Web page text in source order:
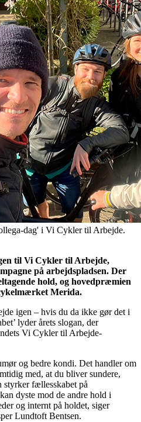
dag' i Vi Cykler til Arbejde.
til Vi Cykler til Arbejde,
på arbejdspladsen. Der
hold, og hovedpræmien
Merida.
igen – hvis du da ikke gør det i
lyder årets slogan, der
Vi Cykler til Arbejde-
og bedre kondi. Det handler om
med, at du bliver sundere,
styrker fællesskabet på
dyste mod de andre hold i
og internt på holdet, siger
Lundtoft Bentsen.